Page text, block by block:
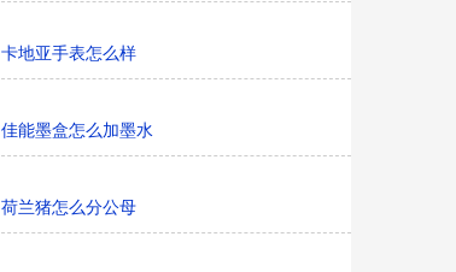
卡地亚手表怎么样
佳能墨盒怎么加墨水
荷兰猪怎么分公母